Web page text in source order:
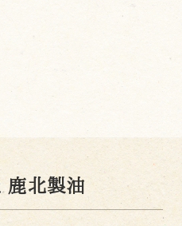
鹿北製油